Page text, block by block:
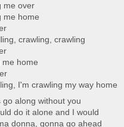
me over
me home
crawling, crawling
me home
I'm crawling my way home
go along without you
do it alone and I would
donna, gonna go ahead